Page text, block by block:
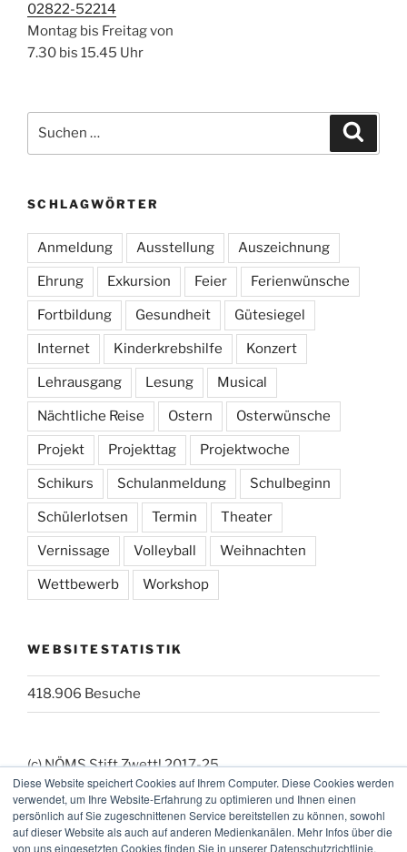
Diese Website speichert Cookies auf Ihrem Computer. Diese Cookies werden
verwendet, um Ihre Website-Erfahrung zu optimieren und Ihnen einen
persönlich auf Sie zugeschnittenen Service bereitstellen zu können, sowohl
auf dieser Website als auch auf anderen Medienkanälen. Mehr Infos über die
von uns eingesetzten Cookies finden Sie in unserer Datenschutzrichtlinie.
02822-52214
Montag bis Freitag von
7.30 bis 15.45 Uhr
nach:
SCHLAGWÖRTER
Anmeldung Ausstellung Auszeichnung
Ehrung Exkursion Feier Ferienwünsche
Fortbildung Gesundheit Gütesiegel
Internet Kinderkrebshilfe Konzert
Lehrausgang Lesung Musical
Nächtliche Reise Ostern Osterwünsche
Projekt Projekttag Projektwoche
Schikurs Schulanmeldung Schulbeginn
Schülerlotsen Termin Theater
Vernissage Volleyball Weihnachten
Wettbewerb Workshop
WEBSITESTATISTIK
418.906 Besuche
(c) NÖMS Stift Zwettl 2017-25
(_:_) Webmaster: KK